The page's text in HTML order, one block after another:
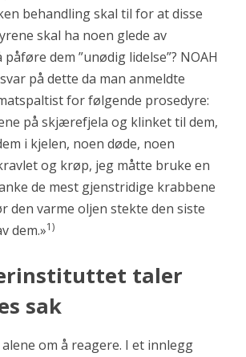
behandling skal til for at disse
skal ha noen glede av
dem ”unødig lidelse”? NOAH
på dette da man anmeldte
for følgende prosedyre:
på skjærefjela og klinket til dem,
i kjelen, noen døde, noen
og krøp, jeg måtte bruke en
de mest gjenstridige krabbene
den varme oljen stekte den siste
dem.»1)
taler
sak
om å reagere. I et innlegg